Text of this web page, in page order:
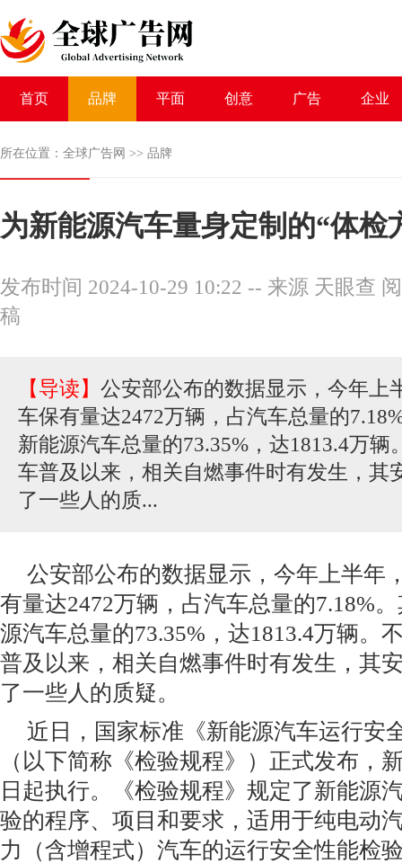
首页 品牌 平面 创意 广告 企业
所在位置： 全球广告网 >> 品牌
为新能源汽车量身定制的“体检
发布时间 2024-10-29 10:22 -- 来源 天眼查
稿
【导读】 公安部公布的数据显示，今年上
车保有量达2472万辆，占汽车总量的
新能源汽车总量的73.35%，达1813.4万辆
车普及以来，相关自燃事件时有发生，其
了一些人的质...
公安部公布的数据显示，今年上半年
有量达2472万辆，占汽车总量的7.18%
源汽车总量的73.35%，达1813.4万辆。
普及以来，相关自燃事件时有发生，其
了一些人的质疑。
近日，国家标准《新能源汽车运行安
（以下简称《检验规程》）正式发布，
日起执行。《检验规程》规定了新能源
验的程序、项目和要求，适用于纯电动
力（含增程式）汽车的运行安全性能检